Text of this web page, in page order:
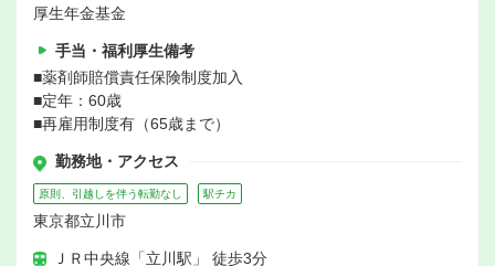
厚生年金基金
手当・福利厚生備考
■薬剤師賠償責任保険制度加入
■定年：60歳
■再雇用制度有（65歳まで）
勤務地・アクセス
原則、引越しを伴う転勤なし 駅チカ
東京都立川市
ＪＲ中央線「立川駅」 徒歩3分